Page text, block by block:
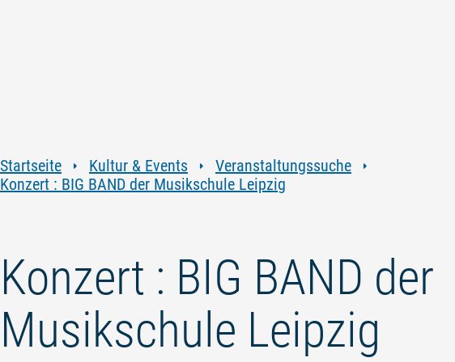
Startseite Kultur & Events
Veranstaltungssuche
Konzert : BIG BAND der Musikschule Leipzig
Konzert : BIG BAND der
Musikschule Leipzig